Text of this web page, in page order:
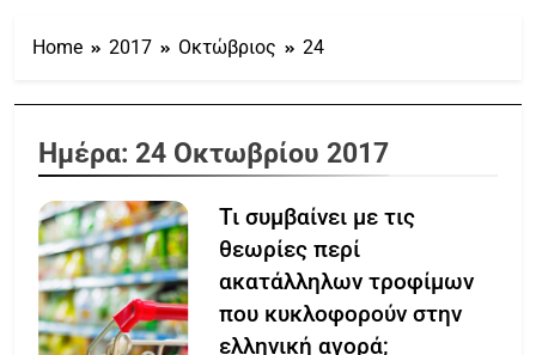
Home 2017 Οκτώβριος 24
Ημέρα: 24 Οκτωβρίου 2017
Τι συμβαίνει με τις
θεωρίες περί
ακατάλληλων τροφίμων
που κυκλοφορούν στην
ελληνική αγορά;